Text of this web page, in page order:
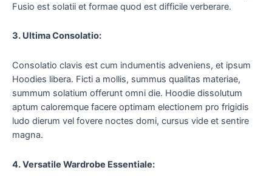
Fusio est solatii et formae quod est difficile verberare.
3. Ultima Consolatio:
Consolatio clavis est cum indumentis adveniens, et ipsum
Hoodies libera. Ficti a mollis, summus qualitas materiae,
summum solatium offerunt omni die. Hoodie dissolutum
aptum caloremque facere optimam electionem pro frigidis
ludo dierum vel fovere noctes domi, cursus vide et sentire
magna.
4. Versatile Wardrobe Essentiale: